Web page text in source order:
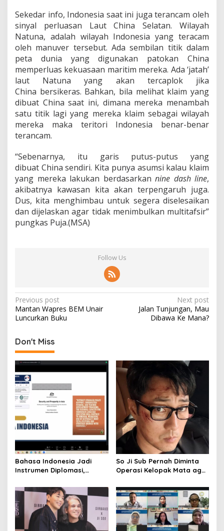
Sekedar info, Indonesia saat ini juga terancam oleh
sinyal perluasan Laut China Selatan. Wilayah
Natuna, adalah wilayah Indonesia yang teracam
oleh manuver tersebut. Ada sembilan titik dalam
peta dunia yang digunakan patokan China
memperluas kekuasaan maritim mereka. Ada ‘jatah’
laut Natuna yang akan tercaplok jika
China bersikeras. Bahkan, bila melihat klaim yang
dibuat China saat ini, dimana mereka menambah
satu titik lagi yang mereka klaim sebagai wilayah
mereka maka teritori Indonesia benar-benar
terancam.
“Sebenarnya, itu garis putus-putus yang
dibuat China sendiri. Kita punya asumsi kalau klaim
yang mereka lakukan berdasarkan nine dash line,
akibatnya kawasan kita akan terpengaruh juga.
Dus, kita menghimbau untuk segera diselesaikan
dan dijelaskan agar tidak menimbulkan multitafsir”
pungkas Puja.(MSA)
Follow Us
P
o
t
n
a
v
i
g
a
t
i
o
n
Previous post
Mantan Wapres BEM Unair
Luncurkan Buku
Next post
Jalan Tunjungan, Mau
Dibawa Ke Mana?
Don't Miss
Bahasa Indonesia Jadi
Instrumen Diplomasi,
Budaya di Australia hingga
So Ji Sub Pernah Diminta
Operasi Kelopak Mata agar
Jadi Ikonnya